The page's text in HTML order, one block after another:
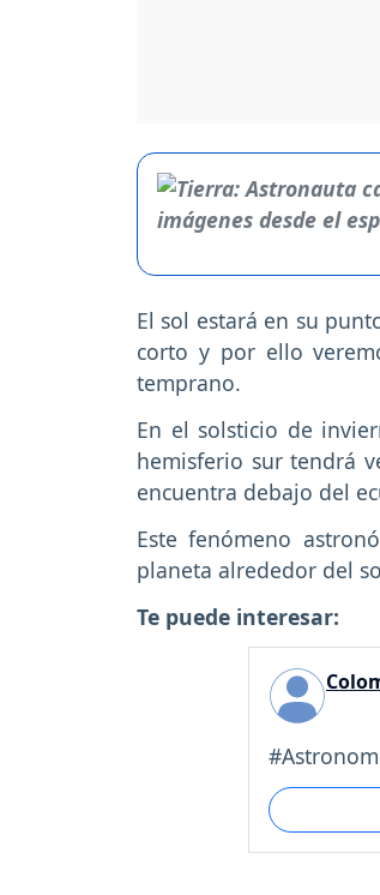
El sol estará en su
corto y por ello
temprano.
En el solsticio de
hemisferio sur tendrá
encuentra debajo del
Este fenómeno
planeta alrededor del
Te puede interesar: